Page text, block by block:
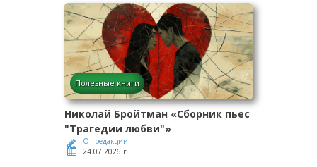
Полезные книги
Николай Бройтман «Сборник пьес
"Трагедии любви"»
От редакции
24.07.2026 г.